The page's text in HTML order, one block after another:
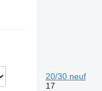
20/30 neuf
17